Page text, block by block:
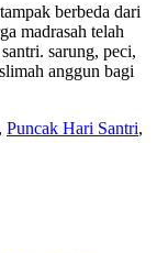
berbeda dari
madrasah telah
sarung, peci,
anggun bagi
, Puncak Hari Santri,